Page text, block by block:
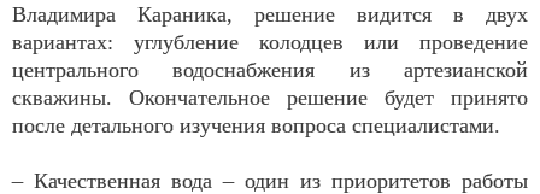
Владимира Караника, решение видится в двух
вариантах: углубление колодцев или проведение
центрального водоснабжения из артезианской
скважины. Окончательное решение будет принято
после детального изучения вопроса специалистами.
– Качественная вода – один из приоритетов работы